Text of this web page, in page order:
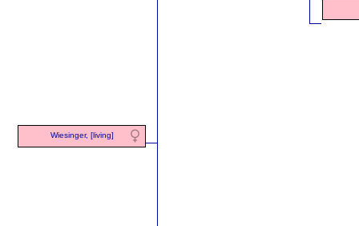
Wiesinger, [living]